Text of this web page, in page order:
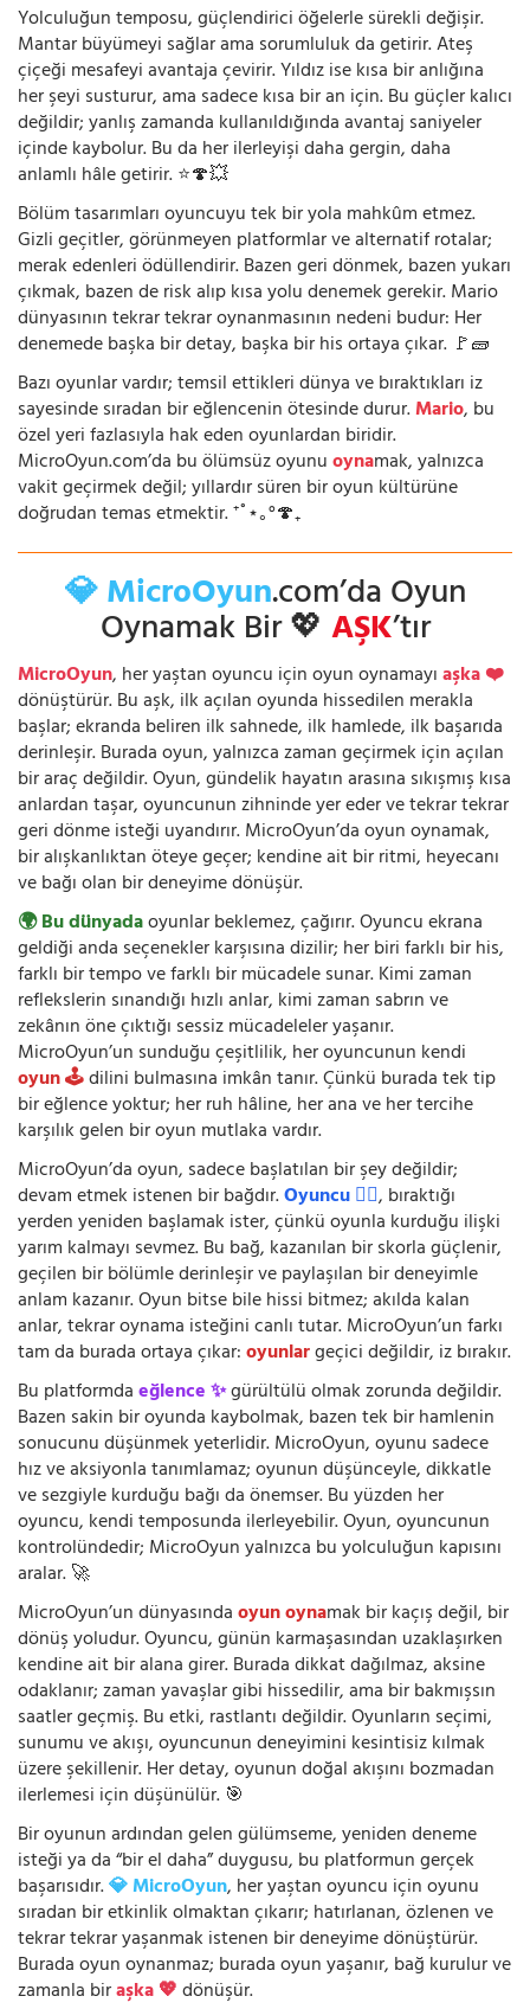
Yolculuğun temposu, güçlendirici öğelerle sürekli değişir.
Mantar büyümeyi sağlar ama sorumluluk da getirir. Ateş
çiçeği mesafeyi avantaja çevirir. Yıldız ise kısa bir anlığına
her şeyi susturur, ama sadece kısa bir an için. Bu güçler kalıcı
değildir; yanlış zamanda kullanıldığında avantaj saniyeler
içinde kaybolur. Bu da her ilerleyişi daha gergin, daha
anlamlı hâle getirir. ⭐🍄💥
Bölüm tasarımları oyuncuyu tek bir yola mahkûm etmez.
Gizli geçitler, görünmeyen platformlar ve alternatif rotalar;
merak edenleri ödüllendirir. Bazen geri dönmek, bazen yukarı
çıkmak, bazen de risk alıp kısa yolu denemek gerekir. Mario
dünyasının tekrar tekrar oynanmasının nedeni budur: Her
denemede başka bir detay, başka bir his ortaya çıkar. 🚩🧱
Bazı oyunlar vardır; temsil ettikleri dünya ve bıraktıkları iz
sayesinde sıradan bir eğlencenin ötesinde durur.Mario, bu
özel yeri fazlasıyla hak eden oyunlardan biridir.
MicroOyun.com’da bu ölümsüz oyunuoynamak, yalnızca
vakit geçirmek değil; yıllardır süren bir oyun kültürüne
doğrudan temas etmektir. ⁺˚⋆｡°🍄₊
💎 MicroOyun.com’da Oyun
Oynamak Bir 💖AŞK’tır
MicroOyun, her yaştan oyuncu için oyun oynamayıaşka ❤️
dönüştürür. Bu aşk, ilk açılan oyunda hissedilen merakla
başlar; ekranda beliren ilk sahnede, ilk hamlede, ilk başarıda
derinleşir. Burada oyun, yalnızca zaman geçirmek için açılan
bir araç değildir. Oyun, gündelik hayatın arasına sıkışmış kısa
anlardan taşar, oyuncunun zihninde yer eder ve tekrar tekrar
geri dönme isteği uyandırır. MicroOyun’da oyun oynamak,
bir alışkanlıktan öteye geçer; kendine ait bir ritmi, heyecanı
ve bağı olan bir deneyime dönüşür.
🌍 Bu dünyadaoyunlar beklemez, çağırır. Oyuncu ekrana
geldiği anda seçenekler karşısına dizilir; her biri farklı bir his,
farklı bir tempo ve farklı bir mücadele sunar. Kimi zaman
reflekslerin sınandığı hızlı anlar, kimi zaman sabrın ve
zekânın öne çıktığı sessiz mücadeleler yaşanır.
MicroOyun’un sunduğu çeşitlilik, her oyuncunun kendi
oyun 🕹️dilini bulmasına imkân tanır. Çünkü burada tek tip
bir eğlence yoktur; her ruh hâline, her ana ve her tercihe
karşılık gelen bir oyun mutlaka vardır.
MicroOyun’da oyun, sadece başlatılan bir şey değildir;
devam etmek istenen bir bağdır.Oyuncu 🧍‍♂️, bıraktığı
yerden yeniden başlamak ister, çünkü oyunla kurduğu ilişki
yarım kalmayı sevmez. Bu bağ, kazanılan bir skorla güçlenir,
geçilen bir bölümle derinleşir ve paylaşılan bir deneyimle
anlam kazanır. Oyun bitse bile hissi bitmez; akılda kalan
anlar, tekrar oynama isteğini canlı tutar. MicroOyun’un farkı
tam da burada ortaya çıkar:oyunlargeçici değildir, iz bırakır.
Bu platformdaeğlence ✨gürültülü olmak zorunda değildir.
Bazen sakin bir oyunda kaybolmak, bazen tek bir hamlenin
sonucunu düşünmek yeterlidir. MicroOyun, oyunu sadece
hız ve aksiyonla tanımlamaz; oyunun düşünceyle, dikkatle
ve sezgiyle kurduğu bağı da önemser. Bu yüzden her
oyuncu, kendi temposunda ilerleyebilir. Oyun, oyuncunun
kontrolündedir; MicroOyun yalnızca bu yolculuğun kapısını
aralar. 🚀
MicroOyun’un dünyasındaoyun oynamak bir kaçış değil, bir
dönüş yoludur. Oyuncu, günün karmaşasından uzaklaşırken
kendine ait bir alana girer. Burada dikkat dağılmaz, aksine
odaklanır; zaman yavaşlar gibi hissedilir, ama bir bakmışsın
saatler geçmiş. Bu etki, rastlantı değildir. Oyunların seçimi,
sunumu ve akışı, oyuncunun deneyimini kesintisiz kılmak
üzere şekillenir. Her detay, oyunun doğal akışını bozmadan
ilerlemesi için düşünülür. 🎯
Bir oyunun ardından gelen gülümseme, yeniden deneme
isteği ya da “bir el daha” duygusu, bu platformun gerçek
başarısıdır.💎 MicroOyun, her yaştan oyuncu için oyunu
sıradan bir etkinlik olmaktan çıkarır; hatırlanan, özlenen ve
tekrar tekrar yaşanmak istenen bir deneyime dönüştürür.
Burada oyun oynanmaz; burada oyun yaşanır, bağ kurulur ve
zamanla biraşka 💖dönüşür.